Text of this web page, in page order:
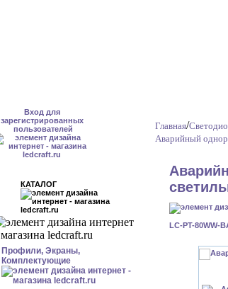
Вход для
зарегистрированных
пользователей
КАТАЛОГ
Профили, Экраны,
Комплектующие
Главная/
Аварийный
LC-PT-80WW-